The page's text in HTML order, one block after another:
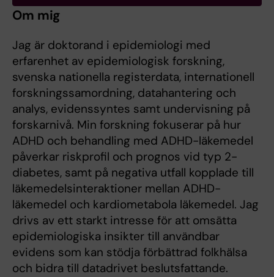
Om mig
Jag är doktorand i epidemiologi med
erfarenhet av epidemiologisk forskning,
svenska nationella registerdata, internationell
forskningssamordning, datahantering och
analys, evidenssyntes samt undervisning på
forskarnivå. Min forskning fokuserar på hur
ADHD och behandling med ADHD-läkemedel
påverkar riskprofil och prognos vid typ 2-
diabetes, samt på negativa utfall kopplade till
läkemedelsinteraktioner mellan ADHD-
läkemedel och kardiometabola läkemedel. Jag
drivs av ett starkt intresse för att omsätta
epidemiologiska insikter till användbar
evidens som kan stödja förbättrad folkhälsa
och bidra till datadrivet beslutsfattande.